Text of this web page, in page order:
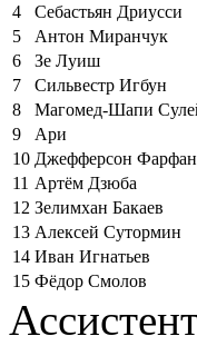
4
Себастьян Дриусси
5
Антон Миранчук
6
Зе Луиш
7
Сильвестр Игбун
8
Магомед-Шапи
9
Ари
10 Джефферсон Фарфан
11 Артём Дзюба
12 Зелимхан Бакаев
13 Алексей Сутормин
14 Иван Игнатьев
15 Фёдор Смолов